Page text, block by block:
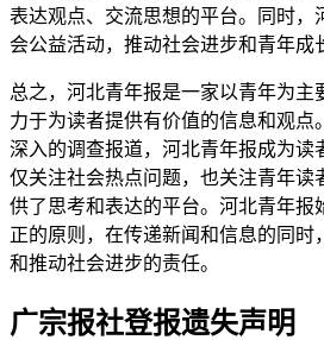
表达观点、交流思想的平台。同时，
会公益活动，推动社会进步和青年成
总之，河北青年报是一家以青年为主
力于为读者提供有价值的信息和观点
深入的调查报道，河北青年报成为读
仅关注社会热点问题，也关注青年读
供了思考和表达的平台。河北青年报
正的原则，在传递新闻和信息的同时
和推动社会进步的责任。
广宗报社登报遗失声明